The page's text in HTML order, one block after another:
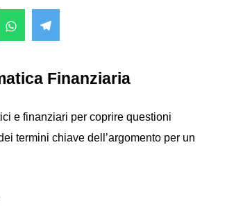
Finanziaria
e finanziari per coprire questioni
termini chiave dell’argomento per un